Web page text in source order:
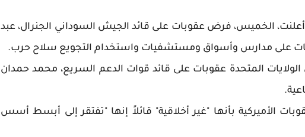
أعلنت، الخميس، فرض عقوبات على قائد الجيش السوداني الجنرال، عبد
على مدارس وأسواق ومستشفيات واستخدام التجويع سلاح حرب.
المتحدة عقوبات على قائد قوات الدعم السريع، محمد حمدان
الأميركية بأنها "غير أخلاقية" قائلاً إنها "تفتقر إلى أبسط أسس